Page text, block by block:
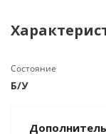
Состояние
Б/У